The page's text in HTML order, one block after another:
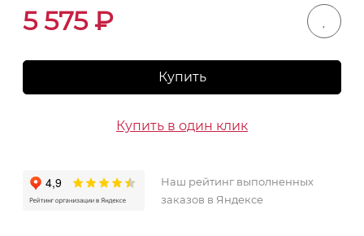
5 575₽
Купить
Купить в один клик
Наш рейтинг выполненных
заказов в Яндексе